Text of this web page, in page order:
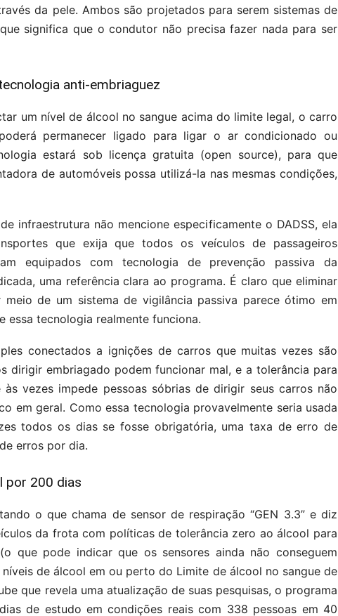
da pele. Ambos são projetados para serem sistemas de
significa que o condutor não precisa fazer nada para ser
anti-embriaguez
um nível de álcool no sangue acima do limite legal, o carro
permanecer ligado para ligar o ar condicionado ou
estará sob licença gratuita (open source), para que
de automóveis possa utilizá-la nas mesmas condições,
infraestrutura não mencione especificamente o DADSS, ela
que exija que todos os veículos de passageiros
equipados com tecnologia de prevenção passiva da
uma referência clara ao programa. É claro que eliminar
de um sistema de vigilância passiva parece ótimo em
essa tecnologia realmente funciona.
conectados a ignições de carros que muitas vezes são
dirigir embriagado podem funcionar mal, e a tolerância para
vezes impede pessoas sóbrias de dirigir seus carros não
em geral. Como essa tecnologia provavelmente seria usada
todos os dias se fosse obrigatória, uma taxa de erro de
erros por dia.
por 200 dias
o que chama de sensor de respiração “GEN 3.3” e diz
da frota com políticas de tolerância zero ao álcool para
que pode indicar que os sensores ainda não conseguem
de álcool em ou perto do Limite de álcool no sangue de
que revela uma atualização de suas pesquisas, o programa
de estudo em condições reais com 338 pessoas em 40